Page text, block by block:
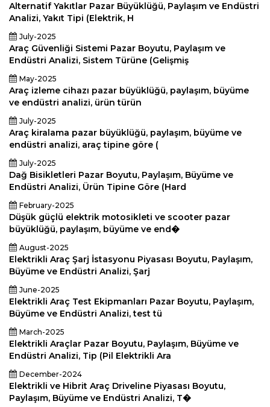
Alternatif Yakıtlar Pazar Büyüklüğü, Paylaşım ve Endüstri
Analizi, Yakıt Tipi (Elektrik, H
July-2025
Araç Güvenliği Sistemi Pazar Boyutu, Paylaşım ve
Endüstri Analizi, Sistem Türüne (Gelişmiş
May-2025
Araç izleme cihazı pazar büyüklüğü, paylaşım, büyüme
ve endüstri analizi, ürün türün
July-2025
Araç kiralama pazar büyüklüğü, paylaşım, büyüme ve
endüstri analizi, araç tipine göre (
July-2025
Dağ Bisikletleri Pazar Boyutu, Paylaşım, Büyüme ve
Endüstri Analizi, Ürün Tipine Göre (Hard
February-2025
Düşük güçlü elektrik motosikleti ve scooter pazar
büyüklüğü, paylaşım, büyüme ve end�
August-2025
Elektrikli Araç Şarj İstasyonu Piyasası Boyutu, Paylaşım,
Büyüme ve Endüstri Analizi, Şarj
June-2025
Elektrikli Araç Test Ekipmanları Pazar Boyutu, Paylaşım,
Büyüme ve Endüstri Analizi, test tü
March-2025
Elektrikli Araçlar Pazar Boyutu, Paylaşım, Büyüme ve
Endüstri Analizi, Tip (Pil Elektrikli Ara
December-2024
Elektrikli ve Hibrit Araç Driveline Piyasası Boyutu,
Paylaşım, Büyüme ve Endüstri Analizi, T�